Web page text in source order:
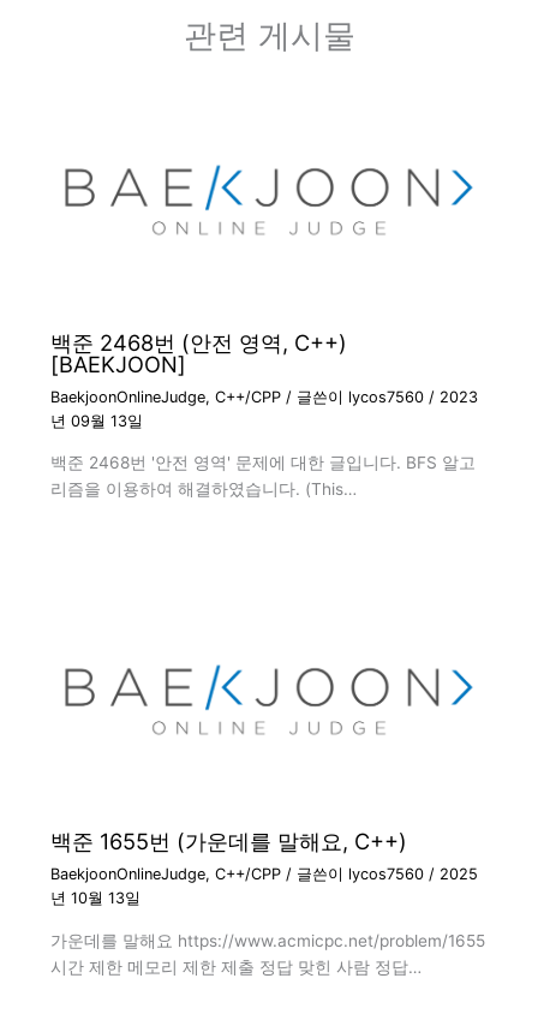
관련 게시물
백준 2468번 (안전 영역, C++)
[BAEKJOON]
BaekjoonOnlineJudge, C++/CPP/ 글쓴이 lycos7560 / 2023
년 09월 13일
백준 2468번 '안전 영역' 문제에 대한 글입니다. BFS 알고
리즘을 이용하여 해결하였습니다. (This…
백준 1655번 (가운데를 말해요, C++)
BaekjoonOnlineJudge, C++/CPP/ 글쓴이 lycos7560 / 2025
년 10월 13일
가운데를 말해요 https://www.acmicpc.net/problem/1655
시간 제한 메모리 제한 제출 정답 맞힌 사람 정답…